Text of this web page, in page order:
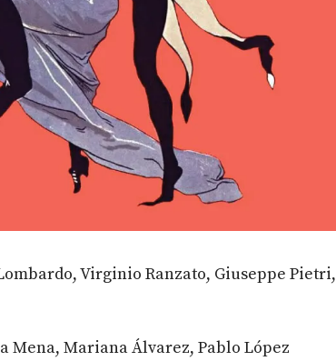
Virginio Ranzato, Giuseppe Pietri,
Mena, Mariana Álvarez, Pablo López